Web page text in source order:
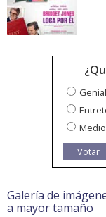
Genial
Votar
Galería de
a mayor tamaño